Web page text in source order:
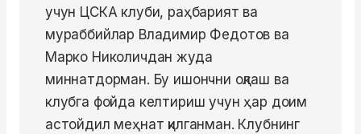
учун ЦСКА клуби, раҳбарият ва
мураббийлар Владимир Федотов ва
Марко Николичдан жуда
миннатдорман. Бу ишончни оқлаш ва
клубга фойда келтириш учун ҳар доим
астойдил меҳнат қилганман. Клубнинг